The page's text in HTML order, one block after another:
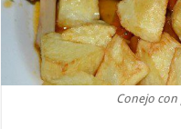
Conejo